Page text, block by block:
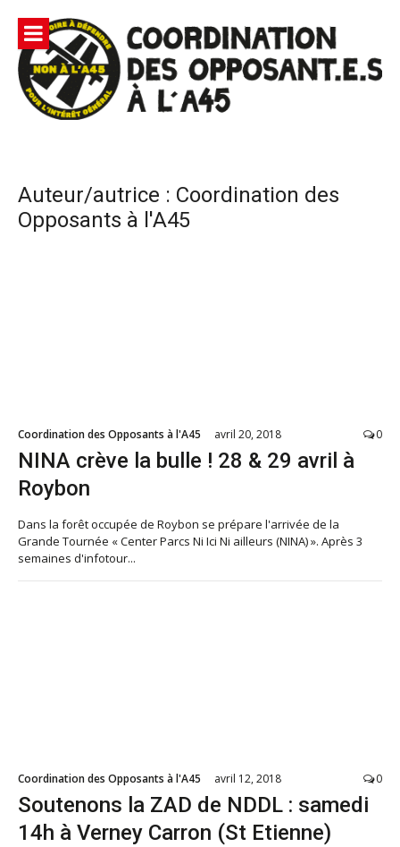
contenu
Officiel |
Non à
et responsable du gaspillage de l'argent public
Auteur/autrice : Coordination des
Opposants à l'A45
Coordination des Opposants à l'A45 avril 20, 2018 0
NINA crève la bulle ! 28 & 29 avril à
Roybon
Dans la forêt occupée de Roybon se prépare l'arrivée de la
Grande Tournée « Center Parcs Ni Ici Ni ailleurs (NINA) ». Après 3
semaines d'infotour...
Coordination des Opposants à l'A45 avril 12, 2018 0
Soutenons la ZAD de NDDL : samedi
14h à Verney Carron (St Etienne)